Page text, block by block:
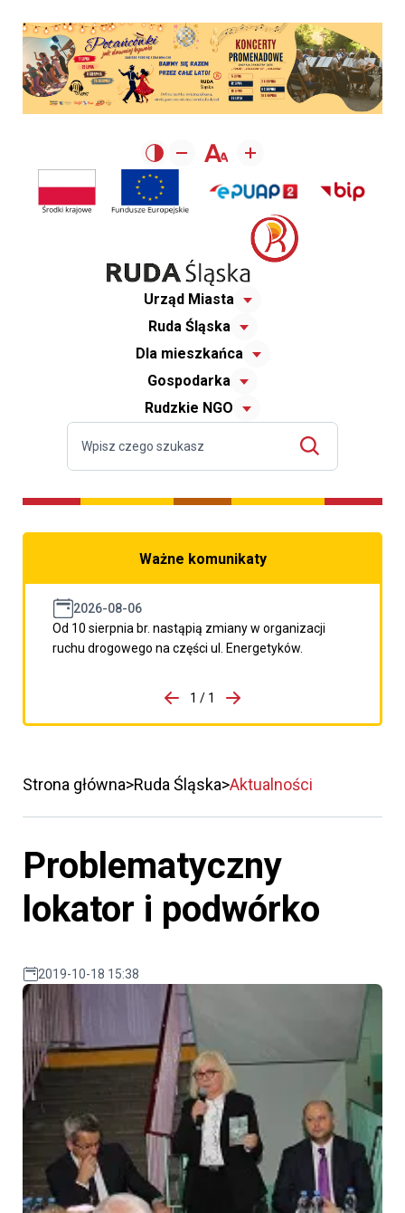
Urząd Miasta
Ruda Śląska
Dla mieszkańca
Gospodarka
Rudzkie NGO
Ważne komunikaty
2026-08-06
Od 10 sierpnia br. nastąpią zmiany w organizacji
ruchu drogowego na części ul. Energetyków.
porzpedniego komunikatu
1 / 1
Przejdź do następnego
Strona główna Ruda Śląska Aktualności
Problematyczny
lokator i podwórko
2019-10-18 15:38